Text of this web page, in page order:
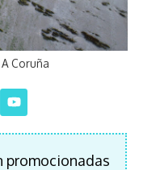
Coruña
promocionadas